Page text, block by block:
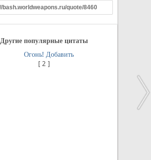
Другие популярные цитаты
Огонь! Добавить
[ 2 ]